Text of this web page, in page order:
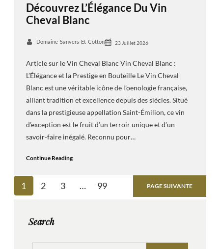
Découvrez L’Élégance Du Vin
Cheval Blanc
Domaine-Sanvers-Et-Cotton 23 Juillet 2026
Article sur le Vin Cheval Blanc Vin Cheval Blanc :
L’Élégance et la Prestige en Bouteille Le Vin Cheval
Blanc est une véritable icône de l’oenologie française,
alliant tradition et excellence depuis des siècles. Situé
dans la prestigieuse appellation Saint-Émilion, ce vin
d’exception est le fruit d’un terroir unique et d’un
savoir-faire inégalé. Reconnu pour…
Continue Reading
1 2 3 … 99 PAGE SUIVANTE
Search